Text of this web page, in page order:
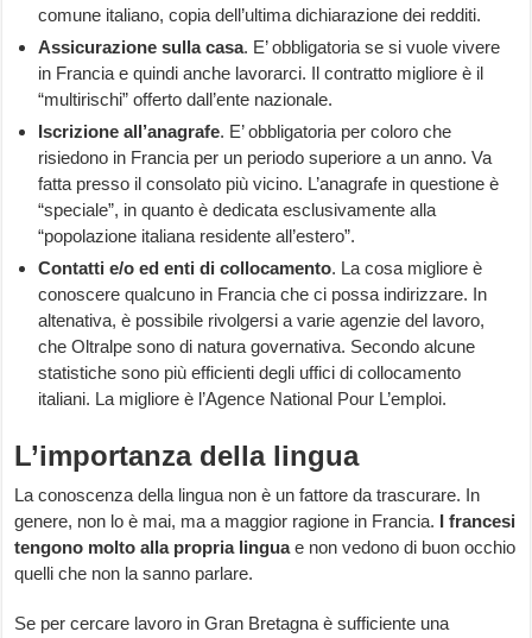
comune italiano, copia dell’ultima dichiarazione dei redditi.
Assicurazione sulla casa. E’ obbligatoria se si vuole vivere
in Francia e quindi anche lavorarci. Il contratto migliore è il
“multirischi” offerto dall’ente nazionale.
Iscrizione all’anagrafe. E’ obbligatoria per coloro che
risiedono in Francia per un periodo superiore a un anno. Va
fatta presso il consolato più vicino. L’anagrafe in questione è
“speciale”, in quanto è dedicata esclusivamente alla
“popolazione italiana residente all’estero”.
Contatti e/o ed enti di collocamento. La cosa migliore è
conoscere qualcuno in Francia che ci possa indirizzare. In
altenativa, è possibile rivolgersi a varie agenzie del lavoro,
che Oltralpe sono di natura governativa. Secondo alcune
statistiche sono più efficienti degli uffici di collocamento
italiani. La migliore è l’Agence National Pour L’emploi.
L’importanza della lingua
La conoscenza della lingua non è un fattore da trascurare. In
genere, non lo è mai, ma a maggior ragione in Francia. I francesi
tengono molto alla propria linguae non vedono di buon occhio
quelli che non la sanno parlare.
Se per cercare lavoro in Gran Bretagna è sufficiente una